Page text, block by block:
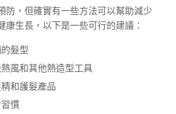
防，但確實有一些方法可以幫助減少
康生長，以下是一些可行的建議：
髮型
風和其他熱造型工具
和護髮產品
慣